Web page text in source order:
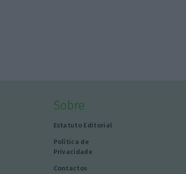
Sobre
Estatuto Editorial
Política de
Privacidade
Contactos